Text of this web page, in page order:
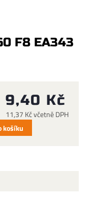
F8 EA343
9,40 Kč
11,37 Kč včetně DPH
košíku